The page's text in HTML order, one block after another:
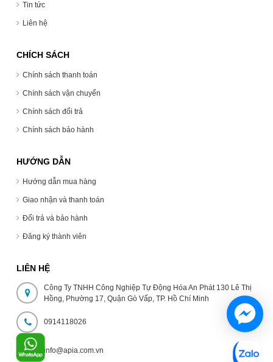
Tin tức
Liên hệ
CHÍCH SÁCH
Chính sách thanh toán
Chính sách vận chuyển
Chính sách đổi trả
Chính sách bảo hành
HƯỚNG DẪN
Hướng dẫn mua hàng
Giao nhận và thanh toán
Đổi trả và bảo hành
Đăng ký thành viên
LIÊN HỆ
Công Ty TNHH Công Nghiệp Tự Động Hóa An Phát 130 Lê Thị
Hồng, Phường 17, Quận Gò Vấp, TP. Hồ Chí Minh
0914118026
info@apia.com.vn